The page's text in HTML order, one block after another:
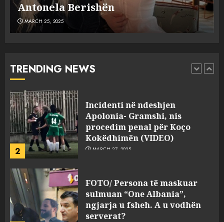
plagosën!
MARCH 25, 2025
TRENDING NEWS
MARCH 25, 2025
1
Punonjësja e UKT akuzon
pasuri të pajustifikuar
2
Incidenti në ndeshjen
Apolonia- Gramshi, nis
procedim penal për Koço
Kokëdhimën (VIDEO)
MARCH 27, 2025
FOTO/ Persona të maskuar
sulmuan “One Albania”,
ngjarja u fsheh. A u vodhën
serverat?